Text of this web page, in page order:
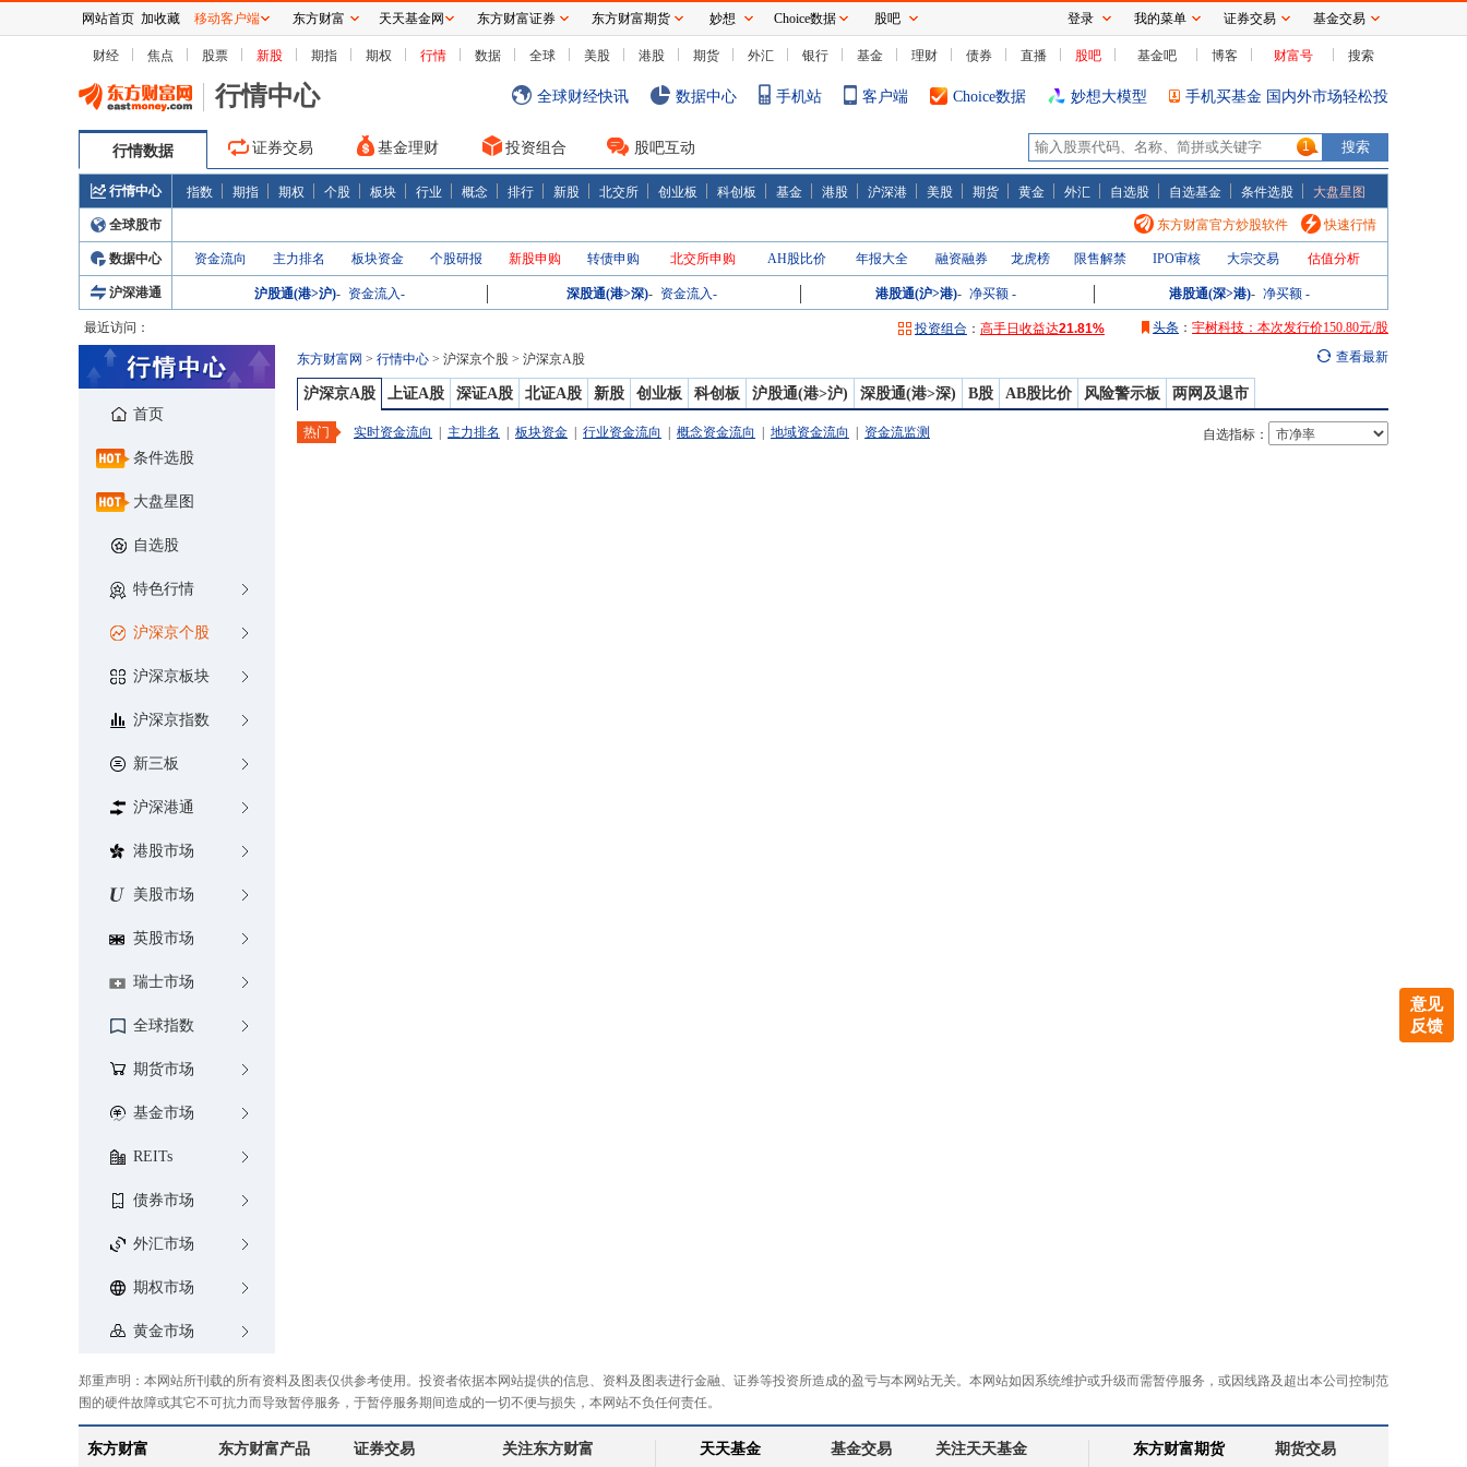
财经 焦点 股票 新股 期指 期权 行情 数据 全球 美股 港股 期货 外汇 银行 基金 理财 债券 直播 股吧 基金吧 博客 财富号 搜索
行情中心 全球财经快讯 数据中心 手机站 客户端 Choice数据 妙想大模型 手机买基金 国内外市场轻松投
行情数据 证券交易 基金理财 投资组合 股吧互动 1
行情中心 指数 期指 期权 个股 板块 行业 概念 排行 新股 北交所 创业板 科创板 基金 港股 沪深港 美股 期货 黄金 外汇 自选股 自选基金 条件选股 大盘星图
全球股市 东方财富官方炒股软件 快速行情
数据中心 资金流向 主力排名 板块资金 个股研报 新股申购 转债申购 北交所申购 AH股比价 年报大全 融资融券 龙虎榜 限售解禁 IPO审核 大宗交易 估值分析
沪深港通 沪股通(港>沪)- 资金流入- 深股通(港>深)- 资金流入- 港股通(沪>港)- 净买额 - 港股通(深>港)- 净买额 -
最近访问： 头条 ： 宇树科技：本次发行价150.80元/股
投资组合 ：
高手日收益达
21.81%
高手周收益达107.26%
高手月收益达
高手年收益达2030.28%
高手日收益达21.81%
高手年收益达2030.28%
首页
条件选股
大盘星图
自选股
特色行情
沪深京个股
沪深京板块
沪深京指数
新三板
沪深港通
港股市场
美股市场
英股市场
瑞士市场
全球指数
期货市场
基金市场
REITs
债券市场
外汇市场
期权市场
黄金市场
东方财富网 > 行情中心 > 沪深京个股 > 沪深京A股 查看最新
沪深京A股 上证A股 深证A股 北证A股 新股 创业板 科创板 沪股通(港>沪) 深股通(港>深) B股 AB股比价 风险警示板 两网及退市
热门 实时资金流向 主力排名 板块资金 行业资金流向 概念资金流向 地域资金流向 资金流监测 自选指标：
郑重声明：本网站所刊载的所有资料及图表仅供参考使用。投资者依据本网站提供的信息、资料及图表进行金融、证券等投资所造成的盈亏与本网站无关。本网站如因系统维护或升级而需暂停服务，或因线路及超出本公司控制范
围的硬件故障或其它不可抗力而导致暂停服务，于暂停服务期间造成的一切不便与损失，本网站不负任何责任。
东方财富 东方财富产品 证券交易 关注东方财富 天天基金 基金交易 关注天天基金 东方财富期货 期货交易
意见
反馈
网站首页 加收藏 移动客户端 东方财富 天天基金网 东方财富证券 东方财富期货 妙想 Choice数据 股吧 登录 我的菜单 证券交易 基金交易